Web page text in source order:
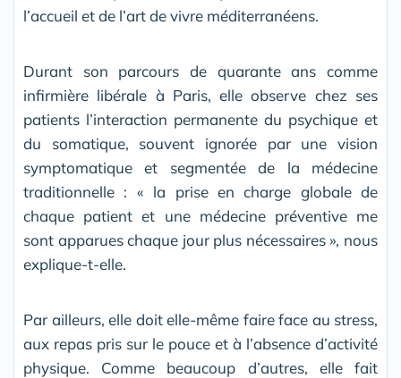
l’accueil et de l’art de vivre méditerranéens.
Durant son parcours de quarante ans comme
infirmière libérale à Paris, elle observe chez ses
patients l’interaction permanente du psychique et
du somatique, souvent ignorée par une vision
symptomatique et segmentée de la médecine
traditionnelle : « la prise en charge globale de
chaque patient et une médecine préventive me
sont apparues chaque jour plus nécessaires », nous
explique-t-elle.
Par ailleurs, elle doit elle-même faire face au stress,
aux repas pris sur le pouce et à l’absence d’activité
physique. Comme beaucoup d’autres, elle fait